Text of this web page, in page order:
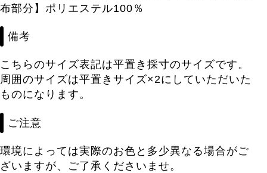
布部分】ポリエステル100％
備考
こちらのサイズ表記は平置き採寸のサイズです。
周囲のサイズは平置きサイズ×2にしていただいた
ものになります。
ご注意
環境によっては実際のお色と多少異なる場合がご
ざいますが、ご了承くださいませ。